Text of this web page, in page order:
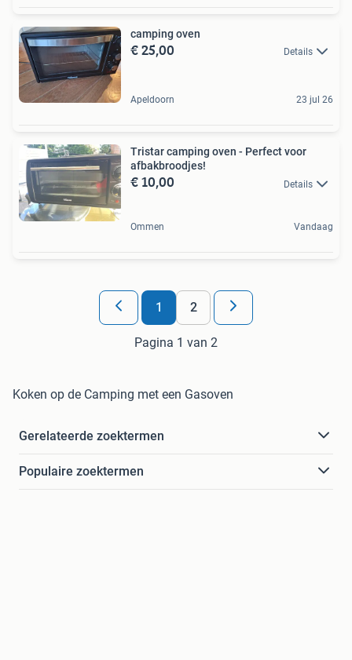
camping oven
€ 25,00 Details
Apeldoorn 23 jul 26
Tristar camping oven - Perfect voor
afbakbroodjes!
€ 10,00 Details
Ommen Vandaag
1 2
Pagina 1 van 2
Koken op de Camping met een Gasoven
Gerelateerde zoektermen
Populaire zoektermen